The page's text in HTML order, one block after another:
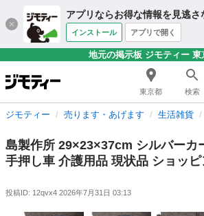
アプリならお得な情報を見逃さ
インストール アプリで開く
地元の掲示板 ジモティー 東
東京都 検索
ジモティー 売ります・あげます 生活雑貨
島製作所 29×23×37cm シルバーカ
手押し車 介護用品 現状品 ショッピ
投稿ID: 12qvx4 2026年7月31日 03:13